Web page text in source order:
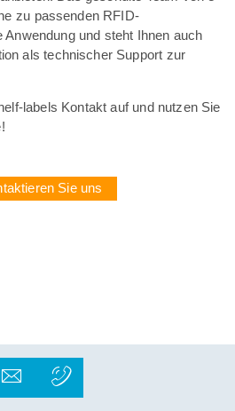
zu passenden RFID-
Anwendung und steht Ihnen auch
als technischer Support zur
labels Kontakt auf und nutzen Sie
Sie uns